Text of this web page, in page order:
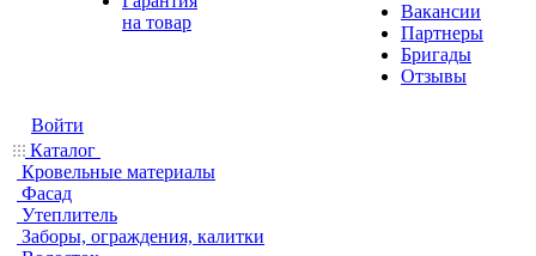
на товар
Вакансии
Партнеры
Бригады
Отзывы
Войти
Каталог
Кровельные материалы
Фасад
Утеплитель
Заборы, ограждения, калитки